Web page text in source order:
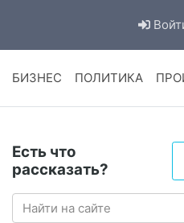
БИЗНЕС ПОЛИТИКА
Есть что
рассказать?